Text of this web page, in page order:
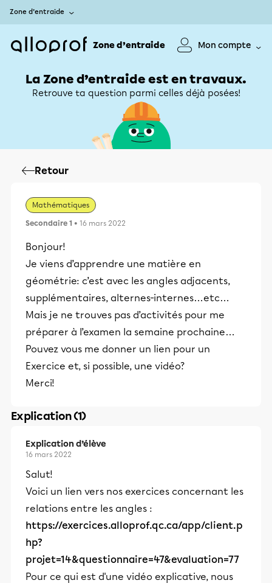
Zone d’entraide
Zone d’entraide Mon compte
La Zone d’entraide est en travaux.
Retrouve ta question parmi celles déjà posées!
Retour
Mathématiques
Secondaire 1 • 16 mars 2022
Bonjour!
Je viens d’apprendre une matière en
géométrie: c’est avec les angles adjacents,
supplémentaires, alternes-internes…etc…
Mais je ne trouves pas d’activités pour me
préparer à l’examen la semaine prochaine…
Pouvez vous me donner un lien pour un
Exercice et, si possible, une vidéo?
Merci!
Explication (1)
Explication d’élève
16 mars 2022
Salut!
Voici un lien vers nos exercices concernant les
relations entre les angles :
https://exercices.alloprof.qc.ca/app/client.p
hp?
projet=14&questionnaire=47&evaluation=77
Pour ce qui est d'une vidéo explicative, nous